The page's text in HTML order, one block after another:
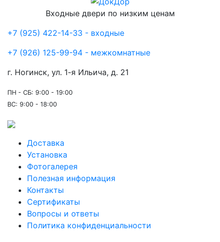
Входные двери по низким ценам
+7 (925) 422-14-33 - входные
+7 (926) 125-99-94 - межкомнатные
г. Ногинск, ул. 1-я Ильича, д. 21
ПН - СБ: 9:00 - 19:00
ВС: 9:00 - 18:00
Доставка
Установка
Фотогалерея
Полезная информация
Контакты
Сертификаты
Вопросы и ответы
Политика конфиденциальности